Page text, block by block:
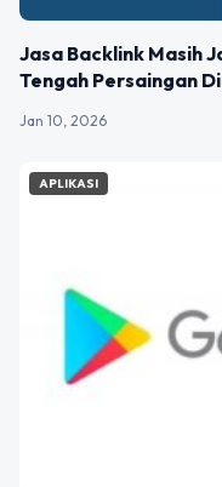
Jasa Backlink Masih
Tengah Persaingan
Jan 10, 2026
APLIKASI